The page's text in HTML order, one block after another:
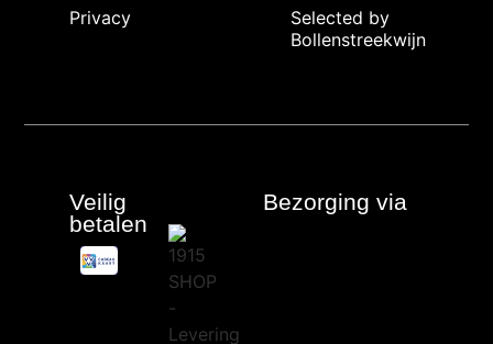
Privacy
Selected by
Bollenstreekwijn
Veilig
betalen
Bezorging via